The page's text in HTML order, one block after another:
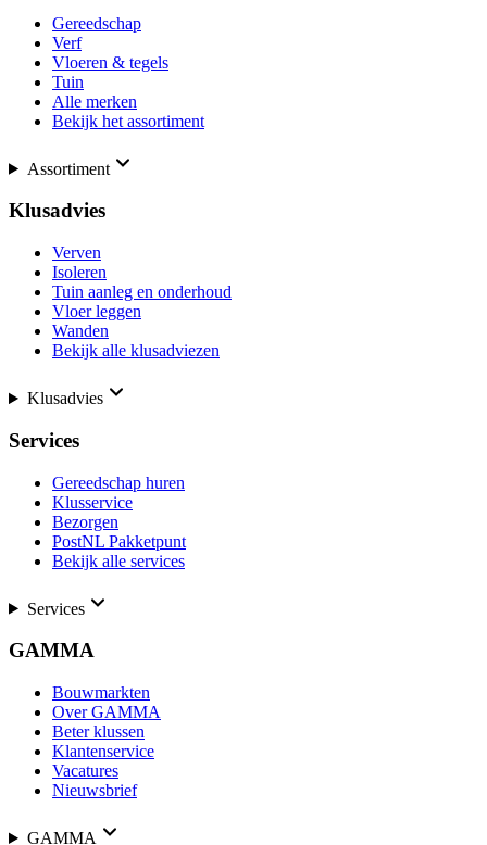
Gereedschap
Verf
Vloeren & tegels
Tuin
Alle merken
Bekijk het assortiment
Assortiment
Klusadvies
Verven
Isoleren
Tuin aanleg en onderhoud
Vloer leggen
Wanden
Bekijk alle klusadviezen
Klusadvies
Services
Gereedschap huren
Klusservice
Bezorgen
PostNL Pakketpunt
Bekijk alle services
Services
GAMMA
Bouwmarkten
Over GAMMA
Beter klussen
Klantenservice
Vacatures
Nieuwsbrief
GAMMA